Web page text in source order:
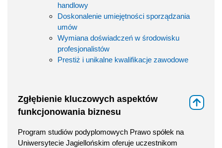
handlowy
Doskonalenie umiejętności sporządzania
umów
Wymiana doświadczeń w środowisku
profesjonalistów
Prestiż i unikalne kwalifikacje zawodowe
Zgłębienie kluczowych aspektów
funkcjonowania biznesu
Program studiów podyplomowych Prawo spółek na
Uniwersytecie Jagiellońskim oferuje uczestnikom